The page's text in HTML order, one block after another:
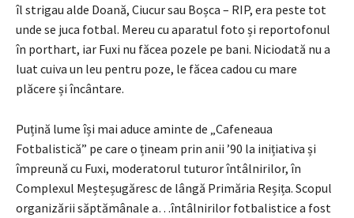
îl strigau alde Doană, Ciucur sau Boșca – RIP, era peste tot
unde se juca fotbal. Mereu cu aparatul foto și reportofonul
în porthart, iar Fuxi nu făcea pozele pe bani. Niciodată nu a
luat cuiva un leu pentru poze, le făcea cadou cu mare
plăcere și încântare.
Puțină lume își mai aduce aminte de „Cafeneaua
Fotbalistică” pe care o țineam prin anii ’90 la inițiativa și
împreună cu Fuxi, moderatorul tuturor întâlnirilor, în
Complexul Meșteșugăresc de lângă Primăria Reșița. Scopul
organizării săptămânale a…întâlnirilor fotbalistice a fost